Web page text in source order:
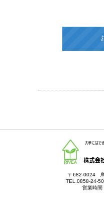
〒682-0024
TEL.0858-24-
営業時